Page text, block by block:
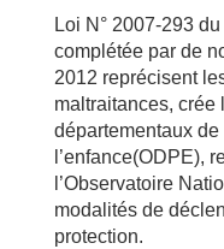
Loi N° 2007-293
complétée par de
2012 reprécisent
maltraitances, crée
départementaux
l’enfance(ODPE),
l’Observatoire
modalités de
protection.